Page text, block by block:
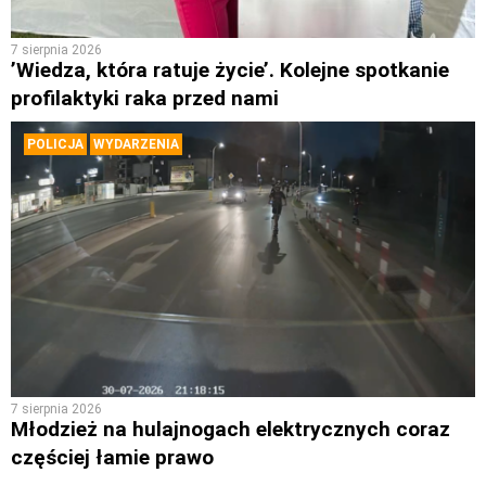
7 sierpnia 2026
’Wiedza, która ratuje życie’. Kolejne spotkanie
profilaktyki raka przed nami
POLICJA WYDARZENIA
7 sierpnia 2026
Młodzież na hulajnogach elektrycznych coraz
częściej łamie prawo